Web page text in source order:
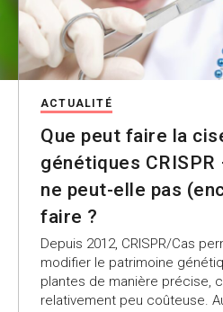
ACTUALITÉ
Que peut faire la
génétiques CRISPR
ne peut-elle pas
faire ?
Depuis 2012, CRISPR/Cas
modifier le patrimoine
plantes de manière précise,
relativement peu coûteuse.